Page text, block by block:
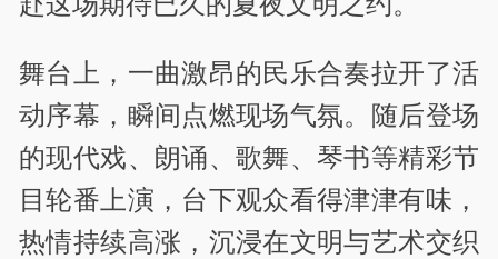
舞台上，一曲激昂的民乐合奏拉开了活
动序幕，瞬间点燃现场气氛。随后登场
的现代戏、朗诵、歌舞、琴书等精彩节
目轮番上演，台下观众看得津津有味，
热情持续高涨，沉浸在文明与艺术交织